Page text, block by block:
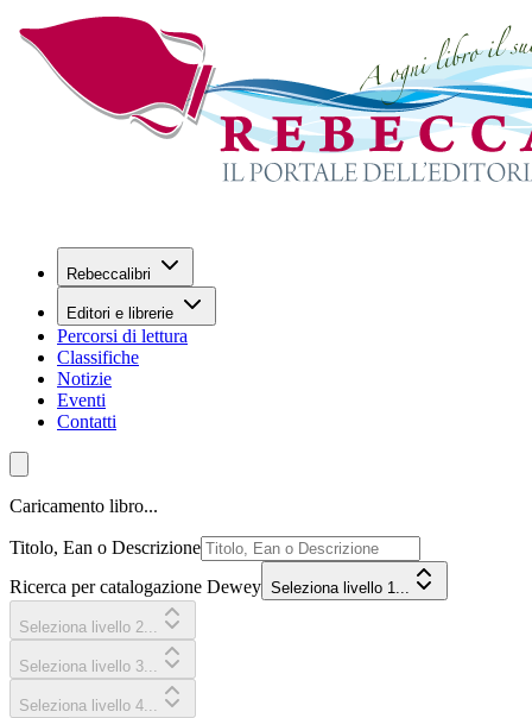
Rebeccalibri
Editori e librerie
Percorsi di lettura
Classifiche
Notizie
Eventi
Contatti
Caricamento libro...
Titolo, Ean o Descrizione
Ricerca per catalogazione Dewey Seleziona livello 1...
Seleziona livello 2...
Seleziona livello 3...
Seleziona livello 4...